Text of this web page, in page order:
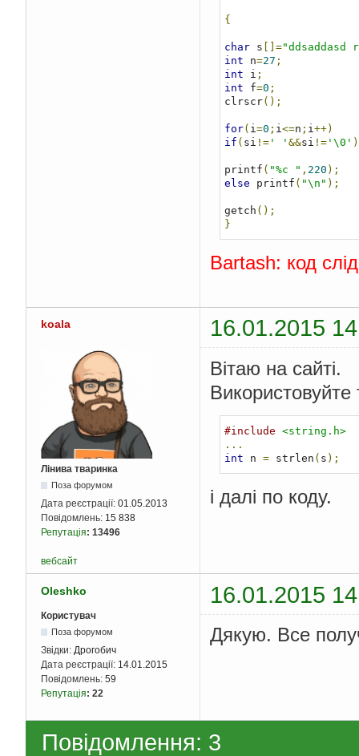
{
char s []="ddsaddasd
int n=27 ;
int i ;
int f=0 ;
clrscr();
for( i=0 ; i<=n ; i++)
if ( si !=' ' &&si !='\0' )
printf ( "%c " , 220 );
else printf ( "\n" );
getch ();
}
Bartash: код
koala 16.01.2015
Лінива тваринка
Поза форумом
Дата реєстрації: 01.05.2013
Повідомлень: 15 838
Репутація: 13496
Вітаю на сайті.
Використовуйте
#include <string.h>
...
int n = strlen ( s );
і далі по коду.
вебсайт
Oleshko 16.01.2015
Користувач
Поза форумом
Звідки: Дрогобич
Дата реєстрації: 14.01.2015
Повідомлень: 59
Репутація: 22
Дякую. Все
Повідомлення: 3